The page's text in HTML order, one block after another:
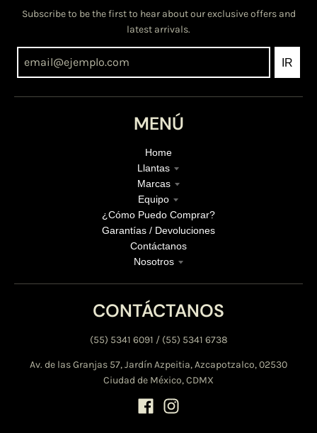
Subscribe to be the first to hear about our exclusive offers and
latest arrivals.
IR
MENÚ
Home
Llantas
Marcas
Equipo
¿Cómo Puedo Comprar?
Garantías / Devoluciones
Contáctanos
Nosotros
CONTÁCTANOS
(55) 5341 6091 / (55) 5341 6738
Av. de las Granjas 57, Jardín Azpeitia, Azcapotzalco, 02530
Ciudad de México, CDMX